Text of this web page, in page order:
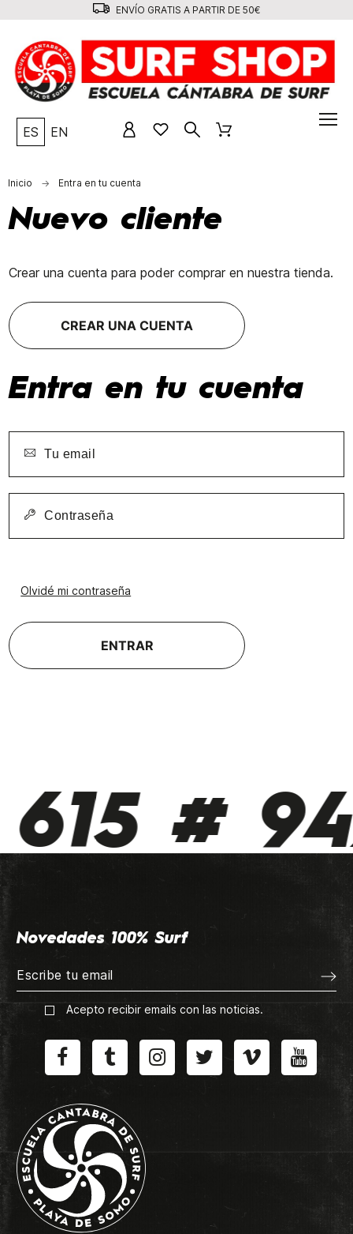
ENVÍO GRATIS A PARTIR DE 50€
ES EN
Inicio Entra en tu cuenta
Nuevo cliente
Crear una cuenta para poder comprar en nuestra tienda.
CREAR UNA CUENTA
Entra en tu cuenta
Olvidé mi contraseña
ENTRAR
#
Novedades 100% Surf
Acepto recibir emails con las noticias.